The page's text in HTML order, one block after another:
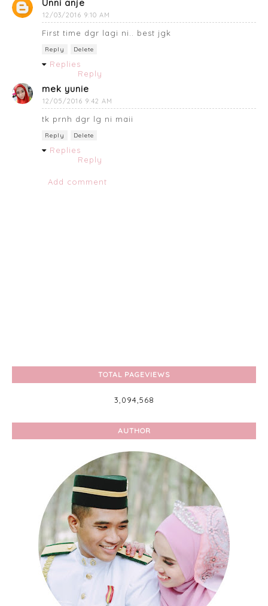
Unni anje
12/03/2016 9:10 AM
First time dgr lagi ni.. best jgk
Reply Delete
Replies
Reply
mek yunie
12/05/2016 9:42 AM
tk prnh dgr lg ni maii
Reply Delete
Replies
Reply
Add comment
TOTAL PAGEVIEWS
3,094,568
AUTHOR